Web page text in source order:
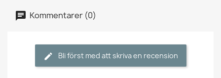
Kommentarer (0)
Bli först med att skriva en recension